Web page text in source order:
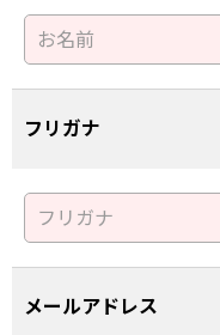
フリガナ
メールアドレス